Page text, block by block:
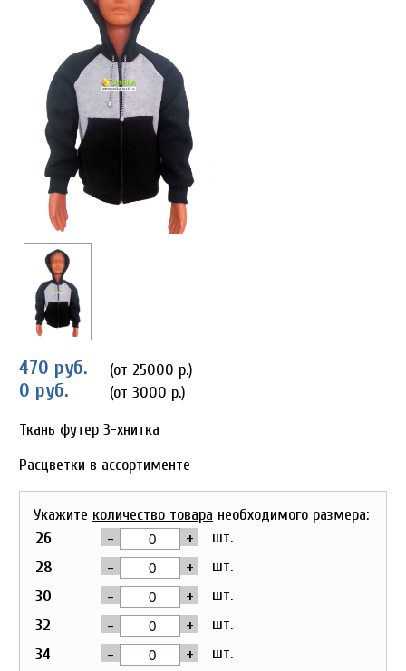
470 руб. (от 25000 р.)
0 руб.
(от 3000 р.)
Ткань футер 3-хнитка
Расцветки в ассортименте
Укажите количество товара необходимого размера:
26
- +
шт.
28
- +
шт.
30
- +
шт.
32
- +
шт.
34
- +
шт.